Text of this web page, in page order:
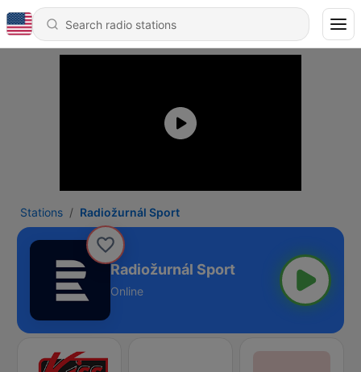
Stations Radiožurnál Sport
Radiožurnál Sport
Online